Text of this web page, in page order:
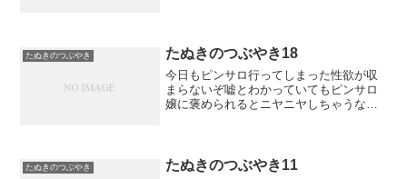
たぬきのつぶやき たぬきのつぶやき18
今日もピンサロ行ってしまった性欲が収
まらないぞ嘘とわかっていてもピンサロ
嬢に褒められるとニヤニヤしちゃうなお
たぬきのつぶやき たぬきのつぶやき11